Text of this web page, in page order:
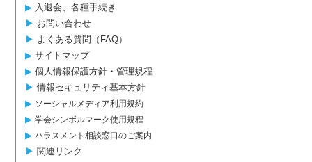
▶︎ 入退会、各種手続き
▶︎ お問い合わせ
▶︎ よくある質問（FAQ）
▶︎ サイトマップ
▶︎ 個人情報保護方針・管理規程
▶︎ 情報セキュリティ基本方針
▶︎ ソーシャルメディア利用規約
▶︎ 学会シンボルマーク使用規程
▶︎ ハラスメント相談窓口のご案内
▶︎ 関連リンク